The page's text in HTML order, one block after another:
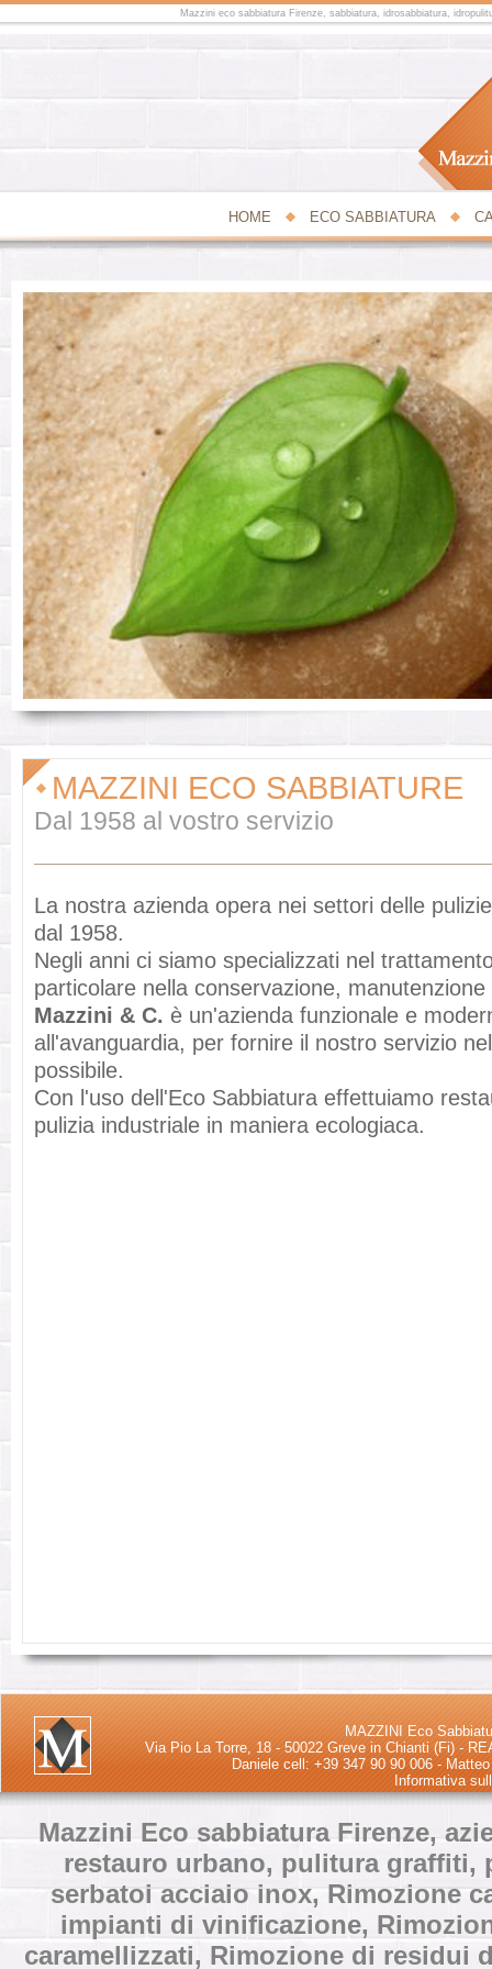
Mazzini eco sabbiatura Firenze, sabbiatura, idrosabbiatura,
HOME ECO SABBIATURA
MAZZINI ECO SABBIATURE
Dal 1958 al vostro servizio
La nostra azienda opera nei settori delle
dal 1958.
Negli anni ci siamo specializzati nel
particolare nella conservazione,
Mazzini & C. è un'azienda funzionale e
all'avanguardia, per fornire il nostro servizio
possibile.
Con l'uso dell'Eco Sabbiatura effettuiamo
pulizia industriale in maniera ecologiaca.
MAZZINI Eco
Via Pio La Torre, 18 - 50022 Greve in Chianti (Fi) -
Daniele cell: +39 347 90 90 006 -
Informativa
Mazzini Eco sabbiatura Firenze,
restauro urbano, pulitura graffiti,
serbatoi acciaio inox, Rimozione
impianti di vinificazione,
caramellizzati, Rimozione di